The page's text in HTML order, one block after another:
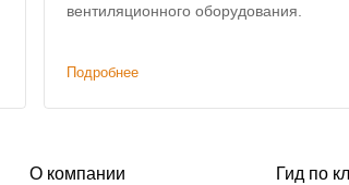
вентиляционного оборудования.
Подробнее
О компании Гид по